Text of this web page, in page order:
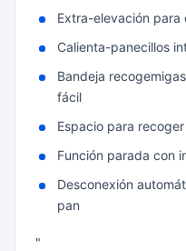
Extra-elevación
Calienta-panecillos
Bandeja
fácil
Espacio para
Función parada con
Desconexión
pan
"